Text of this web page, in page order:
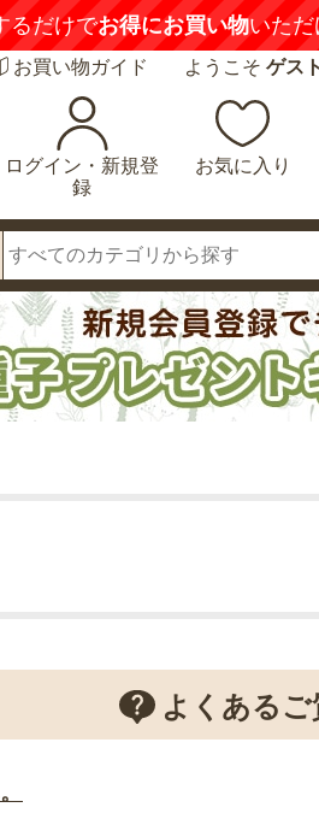
るだけでお得にお買い物いただ
お買い物ガイド ようこそ ゲスト
ログイン・新規登
録
お気に入り
よくあるご